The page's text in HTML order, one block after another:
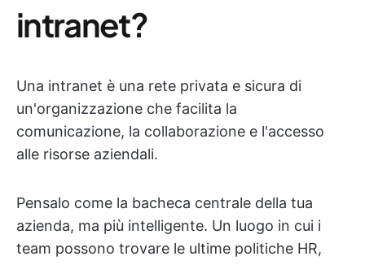
intranet?
Una intranet è una rete privata e sicura di
un'organizzazione che facilita la
comunicazione, la collaborazione e l'accesso
alle risorse aziendali.
Pensalo come la bacheca centrale della tua
azienda, ma più intelligente. Un luogo in cui i
team possono trovare le ultime politiche HR,